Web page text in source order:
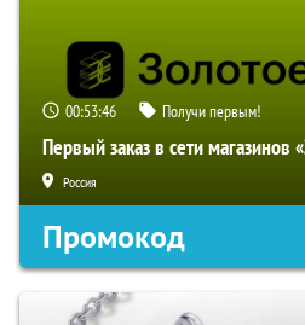
00:53:45 Получи первым!
Первый заказ в сети магазинов
Россия
Промокод